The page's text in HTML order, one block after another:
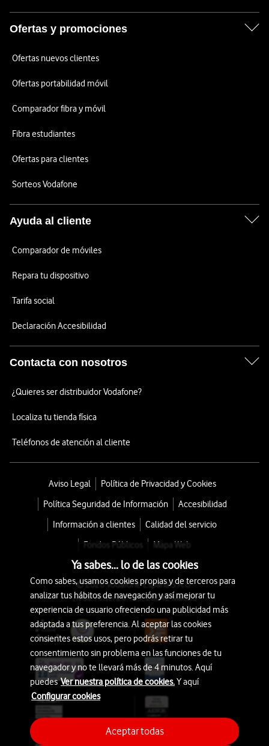
Ofertas y promociones
Ofertas nuevos clientes
Ofertas portabilidad móvil
Comparador fibra y móvil
Fibra estudiantes
Ofertas para clientes
Sorteos Vodafone
Ayuda al cliente
Comparador de móviles
Repara tu dispositivo
Tarifa social
Declaración Accesibilidad
Contacta con nosotros
¿Quieres ser distribuidor Vodafone?
Localiza tu tienda física
Teléfonos de atención al cliente
Aviso Legal
Política de Privacidad y Cookies
Política Seguridad de Información
Accesibilidad
Información a clientes
Calidad del servicio
Fondos Públicos
Mapa Web
© 2026 Vodafone España S.A.U.
Avda. América 115, 28042 Madrid
Ya sabes... lo de las cookies
Como sabes, usamos cookies propias y de terceros para
analizar tus hábitos de navegación y así mejorar tu
experiencia de usuario ofreciendo una publicidad más
adaptada a tus preferencia. Al aceptar las cookies
consientes estos usos, pero podrás retirar tu
consentimiento sin problema en las funciones de tu
navegador y no te llevará más de 4 minutos. Aquí
puedesVer nuestra política de cookies.Y aquí
Configurar cookies
Aceptar todas